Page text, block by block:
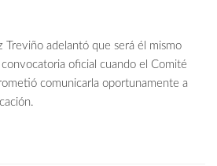
Treviño adelantó que será él mismo
oficial cuando el Comité
comunicarla oportunamente a